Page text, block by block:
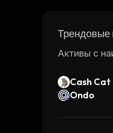
Трендовые
Активы с
Cash Cat
Ondo